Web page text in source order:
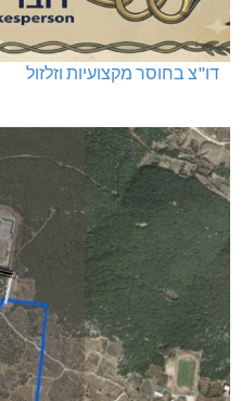
דו"צ בחוסר מקצועיות וזלזול